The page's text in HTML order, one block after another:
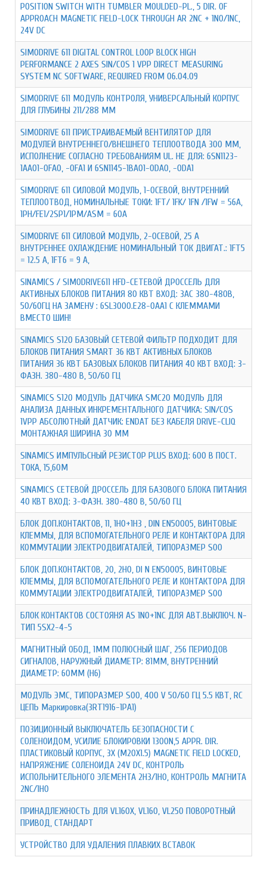
POSITION SWITCH WITH TUMBLER MOULDED-PL., 5 DIR. OF
APPROACH MAGNETIC FIELD-LOCK THROUGH AR 2NC + 1NO/1NC,
24V DC
SIMODRIVE 611 DIGITAL CONTROL LOOP BLOCK HIGH
PERFORMANCE 2 AXES SIN/COS 1 VPP DIRECT MEASURING
SYSTEM NC SOFTWARE, REQUIRED FROM 06.04.09
SIMODRIVE 611 МОДУЛЬ КОНТРОЛЯ, УНИВЕРСАЛЬНЫЙ КОРПУС
ДЛЯ ГЛУБИНЫ 211/288 ММ
SIMODRIVE 611 ПРИСТРАИВАЕМЫЙ ВЕНТИЛЯТОР ДЛЯ
МОДУЛЕЙ ВНУТРЕННЕГО/ВНЕШНЕГО ТЕПЛООТВОДА 300 ММ,
ИСПОЛНЕНИЕ СОГЛАСНО ТРЕБОВАНИЯМ UL. НЕ ДЛЯ: 6SN1123-
1AA01-0FA0, -0FA1 И 6SN1145-1BA01-0DA0, -0DA1
SIMODRIVE 611 СИЛОВОЙ МОДУЛЬ, 1-ОСЕВОЙ, ВНУТРЕННИЙ
ТЕПЛООТВОД, НОМИНАЛЬНЫЕ ТОКИ: 1FT/ 1FK/ 1FN /1FW = 56A,
1PH/FE1/2SP1/1PM/ASM = 60A
SIMODRIVE 611 СИЛОВОЙ МОДУЛЬ, 2-ОСЕВОЙ, 25 A
ВНУТРЕННЕЕ ОХЛАЖДЕНИЕ НОМИНАЛЬНЫЙ ТОК ДВИГАТ.: 1FT5
= 12.5 A, 1FT6 = 9 A,
SINAMICS / SIMODRIVE611 HFD-СЕТЕВОЙ ДРОССЕЛЬ ДЛЯ
АКТИВНЫХ БЛОКОВ ПИТАНИЯ 80 КВТ ВХОД: 3AC 380-480В,
50/60ГЦ НА ЗАМЕНУ : 6SL3000.E28-0AA1 С КЛЕММАМИ
ВМЕСТО ШИН!
SINAMICS S120 БАЗОВЫЙ СЕТЕВОЙ ФИЛЬТР ПОДХОДИТ ДЛЯ
БЛОКОВ ПИТАНИЯ SMART 36 КВТ АКТИВНЫХ БЛОКОВ
ПИТАНИЯ 36 КВТ БАЗОВЫХ БЛОКОВ ПИТАНИЯ 40 КВТ ВХОД: 3-
ФАЗН. 380-480 В, 50/60 ГЦ
SINAMICS S120 МОДУЛЬ ДАТЧИКА SMC20 МОДУЛЬ ДЛЯ
АНАЛИЗА ДАННЫХ ИНКРЕМЕНТАЛЬНОГО ДАТЧИКА: SIN/COS
1VPP АБСОЛЮТНЫЙ ДАТЧИК: ENDAT БЕЗ КАБЕЛЯ DRIVE-CLIQ
МОНТАЖНАЯ ШИРИНА 30 ММ
SINAMICS ИМПУЛЬСНЫЙ РЕЗИСТОР PLUS ВХОД: 600 В ПОСТ.
ТОКА, 15,6ОМ
SINAMICS СЕТЕВОЙ ДРОССЕЛЬ ДЛЯ БАЗОВОГО БЛОКА ПИТАНИЯ
40 КВТ ВХОД: 3-ФАЗН. 380-480 В, 50/60 ГЦ
БЛОК ДОП.КОНТАКТОВ, 11, 1НO+1НЗ , DIN EN50005, ВИНТОВЫЕ
КЛЕММЫ, ДЛЯ ВСПОМОГАТЕЛЬНОГО РЕЛЕ И КОНТАКТОРА ДЛЯ
КОММУТАЦИИ ЭЛЕКТРОДВИГАТАЛЕЙ, ТИПОРАЗМЕР S00
БЛОК ДОП.КОНТАКТОВ, 20, 2НО, DI N EN50005, ВИНТОВЫЕ
КЛЕММЫ, ДЛЯ ВСПОМОГАТЕЛЬНОГО РЕЛЕ И КОНТАКТОРА ДЛЯ
КОММУТАЦИИ ЭЛЕКТРОДВИГАТАЛЕЙ, ТИПОРАЗМЕР S00
БЛОК КОНТАКТОВ СОСТОЯНЯ AS 1NO+1NC ДЛЯ АВТ.ВЫКЛЮЧ. N-
ТИП 5SX2-4-5
МАГНИТНЫЙ ОБОД, 1MM ПОЛЮСНЫЙ ШАГ, 256 ПЕРИОДОВ
СИГНАЛОВ, НАРУЖНЫЙ ДИАМЕТР: 81MM, ВНУТРЕННИЙ
ДИАМЕТР: 60MM (H6)
МОДУЛЬ ЭМС, ТИПОРАЗМЕР S00, 400 V 50/60 ГЦ 5.5 КВТ, RC
ЦЕПЬ Маркировка(3RT1916-1PA1)
ПОЗИЦИОННЫЙ ВЫКЛЮЧАТЕЛЬ БЕЗОПАСНОСТИ С
СОЛЕНОИДОМ, УСИЛИЕ БЛОКИРОВКИ 1300N,5 APPR. DIR.
ПЛАСТИКОВЫЙ КОРПУС, 3X (M20X1.5) MAGNETIC FIELD LOCKED,
НАПРЯЖЕНИЕ СОЛЕНОИДА 24V DC, КОНТРОЛЬ
ИСПОЛЬНИТЕЛЬНОГО ЭЛЕМЕНТА 2НЗ/1НО, КОНТРОЛЬ МАГНИТА
2NC/1НО
ПРИНАДЛЕЖНОСТЬ ДЛЯ VL160X, VL160, VL250 ПОВОРОТНЫЙ
ПРИВОД, СТАНДАРТ
УСТРОЙСТВО ДЛЯ УДАЛЕНИЯ ПЛАВКИХ ВСТАВОК